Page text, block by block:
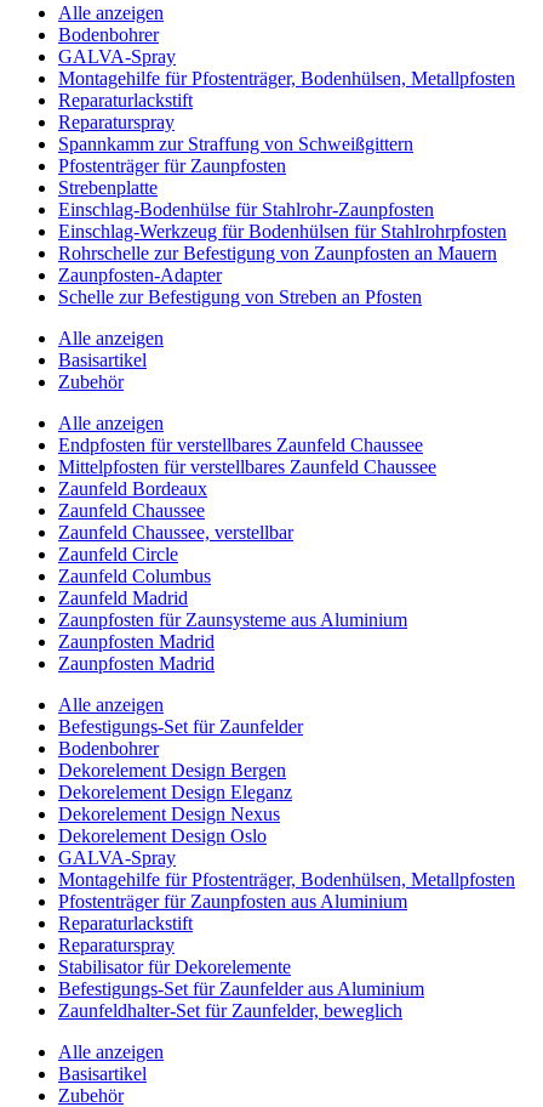
Alle anzeigen
Bodenbohrer
GALVA-Spray
Montagehilfe für Pfostenträger, Bodenhülsen, Metallpfosten
Reparaturlackstift
Reparaturspray
Spannkamm zur Straffung von Schweißgittern
Pfostenträger für Zaunpfosten
Strebenplatte
Einschlag-Bodenhülse für Stahlrohr-Zaunpfosten
Einschlag-Werkzeug für Bodenhülsen für Stahlrohrpfosten
Rohrschelle zur Befestigung von Zaunpfosten an Mauern
Zaunpfosten-Adapter
Schelle zur Befestigung von Streben an Pfosten
Alle anzeigen
Basisartikel
Zubehör
Alle anzeigen
Endpfosten für verstellbares Zaunfeld Chaussee
Mittelpfosten für verstellbares Zaunfeld Chaussee
Zaunfeld Bordeaux
Zaunfeld Chaussee
Zaunfeld Chaussee, verstellbar
Zaunfeld Circle
Zaunfeld Columbus
Zaunfeld Madrid
Zaunpfosten für Zaunsysteme aus Aluminium
Zaunpfosten Madrid
Zaunpfosten Madrid
Alle anzeigen
Befestigungs-Set für Zaunfelder
Bodenbohrer
Dekorelement Design Bergen
Dekorelement Design Eleganz
Dekorelement Design Nexus
Dekorelement Design Oslo
GALVA-Spray
Montagehilfe für Pfostenträger, Bodenhülsen, Metallpfosten
Pfostenträger für Zaunpfosten aus Aluminium
Reparaturlackstift
Reparaturspray
Stabilisator für Dekorelemente
Befestigungs-Set für Zaunfelder aus Aluminium
Zaunfeldhalter-Set für Zaunfelder, beweglich
Alle anzeigen
Basisartikel
Zubehör